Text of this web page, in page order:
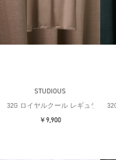
STUDIOUS
32G ロイヤルクール レギュラーT
￥9,900